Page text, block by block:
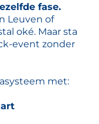
fase.
Leuven of
oké. Maar sta
event zonder
met: